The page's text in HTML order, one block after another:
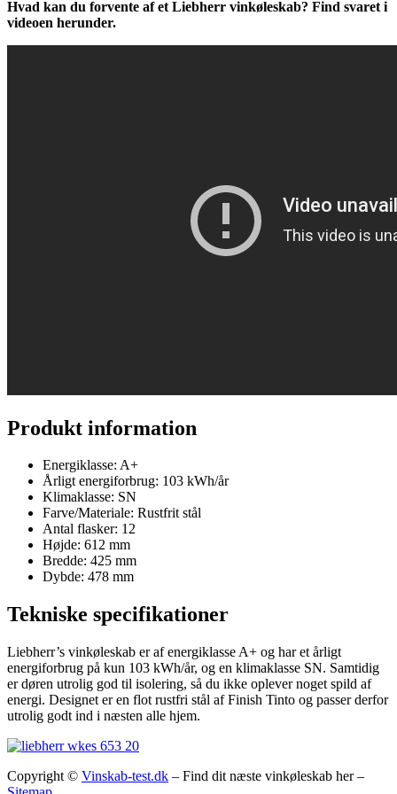
Hvad kan du forvente af et Liebherr vinkøleskab? Find svaret i
videoen herunder.
Produkt information
Energiklasse: A+
Årligt energiforbrug: 103 kWh/år
Klimaklasse: SN
Farve/Materiale: Rustfrit stål
Antal flasker: 12
Højde: 612 mm
Bredde: 425 mm
Dybde: 478 mm
Tekniske specifikationer
Liebherr’s vinkøleskab er af energiklasse A+ og har et årligt
energiforbrug på kun 103 kWh/år, og en klimaklasse SN. Samtidig
er døren utrolig god til isolering, så du ikke oplever noget spild af
energi. Designet er en flot rustfri stål af Finish Tinto og passer derfor
utrolig godt ind i næsten alle hjem.
Copyright © Vinskab-test.dk – Find dit næste vinkøleskab her –